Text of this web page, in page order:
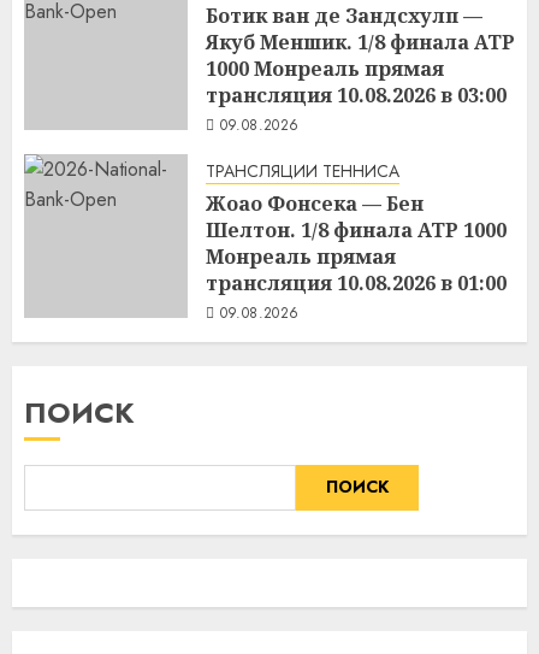
Ботик ван де Зандсхулп —
Якуб Меншик. 1/8 финала ATP
1000 Монреаль прямая
трансляция 10.08.2026 в 03:00
09.08.2026
ТРАНСЛЯЦИИ ТЕННИСА
Жоао Фонсека — Бен
Шелтон. 1/8 финала ATP 1000
Монреаль прямая
трансляция 10.08.2026 в 01:00
09.08.2026
ПОИСК
ПОИСК